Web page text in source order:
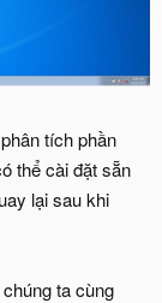
tích phần
thể cài đặt sẵn
lại sau khi
ta cùng